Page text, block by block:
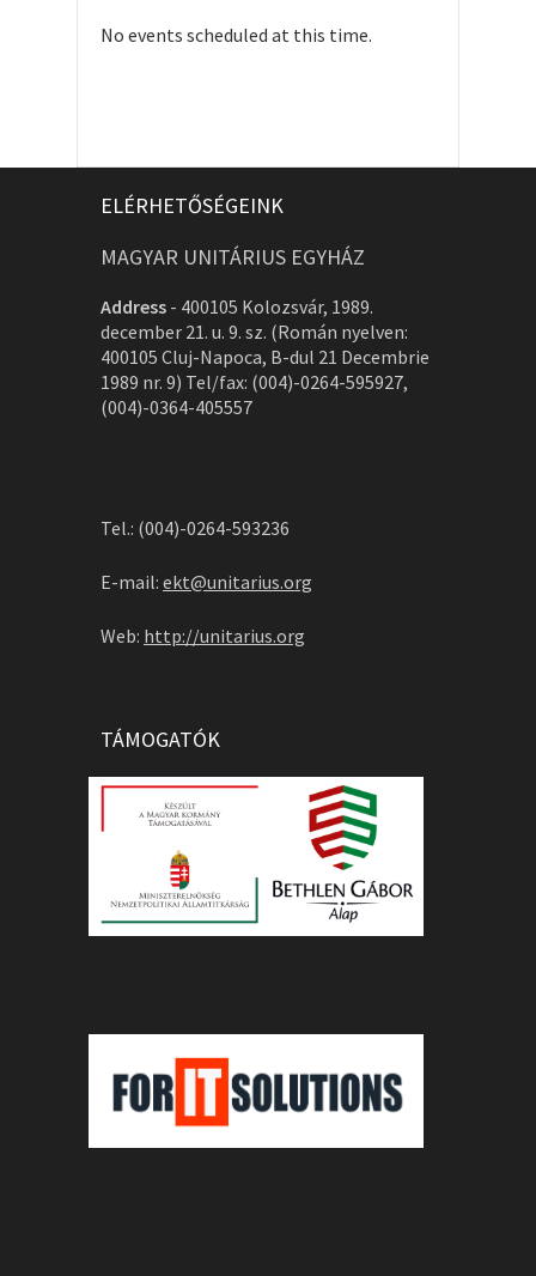
No events scheduled at this time.
ELÉRHETŐSÉGEINK
MAGYAR UNITÁRIUS EGYHÁZ
Address - 400105 Kolozsvár, 1989.
december 21. u. 9. sz. (Román nyelven:
400105 Cluj-Napoca, B-dul 21 Decembrie
1989 nr. 9) Tel/fax: (004)-0264-595927,
(004)-0364-405557
Tel.: (004)-0264-593236
E-mail: ekt@unitarius.org
Web: http://unitarius.org
TÁMOGATÓK